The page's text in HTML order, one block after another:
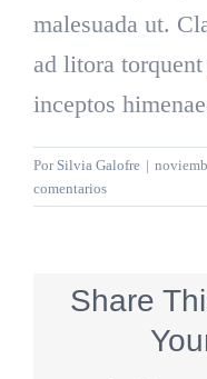
malesuada ut.
ad litora
inceptos
Por Silvia Galofre |
comentarios
Share